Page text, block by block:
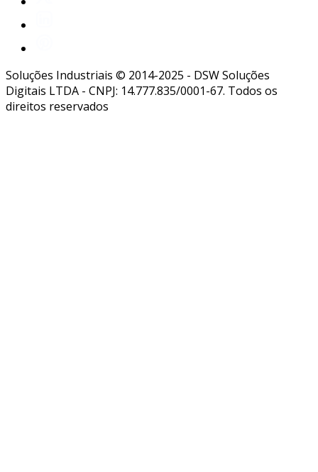
Soluções Industriais © 2014-2025 - DSW Soluções
Digitais LTDA - CNPJ: 14.777.835/0001-67. Todos os
direitos reservados